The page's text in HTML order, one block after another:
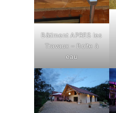
Bâtiment APRES les
Travaux – Boite à
eau